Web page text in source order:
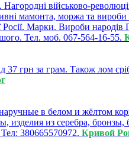
військово-
мамонта, моржа та вироби
Марки. Вироби народів
Тел. моб. 067-564-16-55.
37 грн за грам. Також лом
в белом и жёлтом
изделия из серебра,
380665570972. Кривой